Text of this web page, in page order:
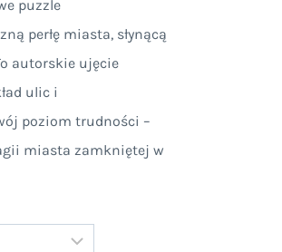
puzzle
perłę miasta, słynącą
autorskie ujęcie
ulic i
poziom trudności –
miasta zamkniętej w